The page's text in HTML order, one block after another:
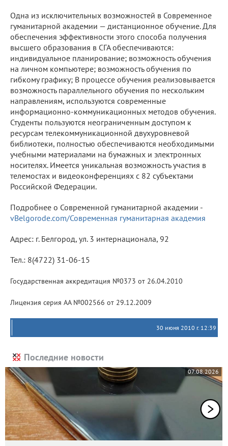
Одна из исключительных возможностей в Современное
гуманитарной академии — дистанционное обучение. Для
обеспечения эффективности этого способа получения
высшего образования в СГА обеспечиваются:
индивидуальное планирование; возможность обучения
на личном компьютере; возможность обучения по
гибкому графику; В процессе обучения реализовывается
возможность параллельного обучения по нескольким
направлениям, используются современные
информационно-коммуникационных методов обучения.
Студенты пользуются неограниченным доступом к
ресурсам телекоммуникационной двухуровневой
библиотеки, полностью обеспечиваются необходимыми
учебными материалами на бумажных и электронных
носителях. Имеется уникальная возможность участия в
телемостах и видеоконференциях с 82 субъектами
Российской Федерации.
Подробнее о Современной гуманитарной академии -
vBelgorode.com/Современная гуманитарная академия
Адрес: г. Белгород, ул. 3 интернационала, 92
Тел.: 8(4722) 31-06-15
Государственная аккредитация №0373 от 26.04.2010
Лицензия серия АА №002566 от 29.12.2009
30 июня 2010 г. 12:39
Последние новости
07.08.2026